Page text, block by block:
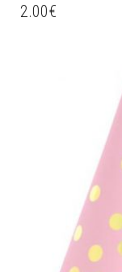
2.00€